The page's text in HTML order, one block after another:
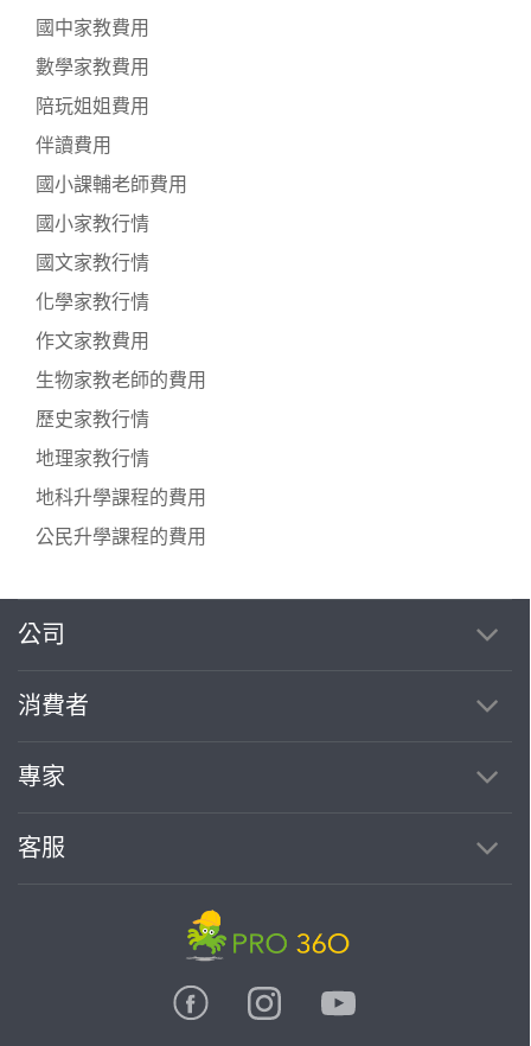
國中家教費用
數學家教費用
陪玩姐姐費用
伴讀費用
國小課輔老師費用
國小家教行情
國文家教行情
化學家教行情
作文家教費用
生物家教老師的費用
歷史家教行情
地理家教行情
地科升學課程的費用
公民升學課程的費用
公司
消費者
專家
客服